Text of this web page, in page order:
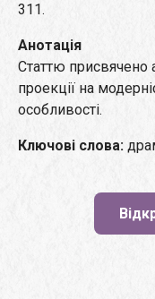
311.
Анотація
Статтю присвячено
проекції на
особливості.
Ключові слова: